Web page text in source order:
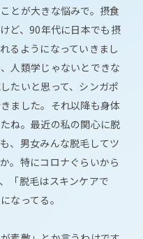
とが大きな悩みで。摂食
ど、90年代に日本でも摂
るようになっていきまし
人類学じゃないとできな
たいと思って、シンガポ
ました。それ以降も身体
ね。最近の私の関心に脱
、男女みんな脱毛してツ
。特にコロナぐらいから
「脱毛はスキンケアで
なってる。